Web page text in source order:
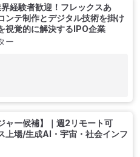
界経験者歓迎！フレックスあ
ンテ制作とデジタル技術を掛け
視覚的に解決するIPO企業
ー
ャー候補】｜週2リモート可
上場/生成AI・宇宙・社会インフ